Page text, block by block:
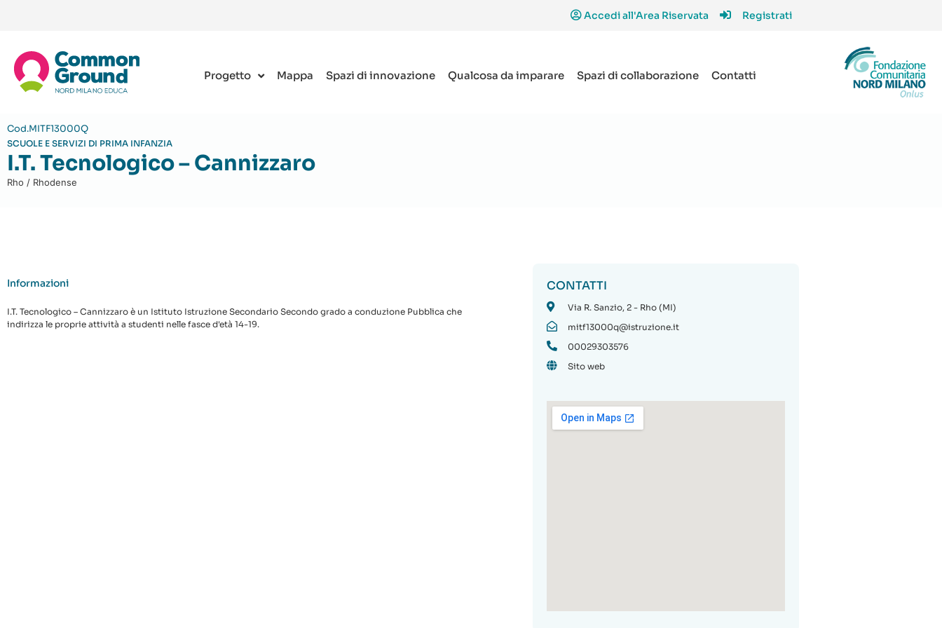
Accedi all'Area Riservata Registrati
Progetto Mappa Spazi di innovazione Qualcosa da imparare Spazi di collaborazione Contatti
Cod.MITF13000Q
SCUOLE E SERVIZI DI PRIMA INFANZIA
I.T. Tecnologico – Cannizzaro
Rho / Rhodense
Informazioni
I.T. Tecnologico – Cannizzaro è un Istituto Istruzione Secondario Secondo grado a conduzione Pubblica che
indirizza le proprie attività a studenti nelle fasce d'età 14-19.
CONTATTI
Via R. Sanzio, 2 - Rho (MI)
mitf13000q@istruzione.it
00029303576
Sito web